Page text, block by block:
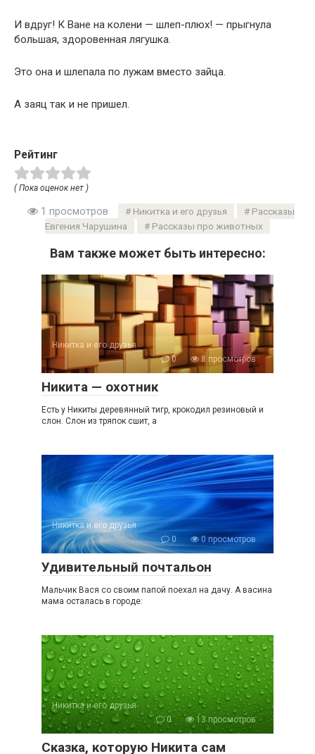
И вдруг! К Ване на колени — шлеп-плюх! — прыгнула
большая, здоровенная лягушка.
Это она и шлепала по лужам вместо зайца.
А заяц так и не пришел.
Рейтинг
( Пока оценок нет )
1 просмотров Никитка и его друзья
Рассказы
Евгения Чарушина
Рассказы про животных
Вам также может быть интересно:
Никитка и его друзья
0
8 просмотров
Никита — охотник
Есть у Никиты деревянный тигр, крокодил резиновый и
слон. Слон из тряпок сшит, а
Никитка и его друзья
0
0 просмотров
Удивительный почтальон
Мальчик Вася со своим папой поехал на дачу. А васина
мама осталась в городе:
Никитка и его друзья
0
13 просмотров
Сказка, которую Никита сам